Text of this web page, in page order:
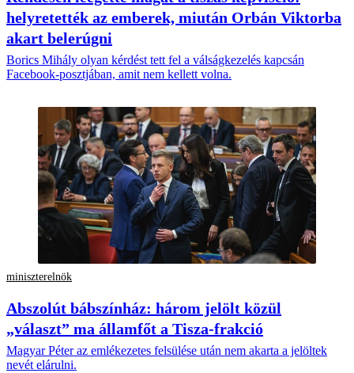
helyretették az emberek, miután Orbán Viktorba
akart belerúgni
Borics Mihály olyan kérdést tett fel a válságkezelés kapcsán
Facebook-posztjában, amit nem kellett volna.
miniszterelnök
Abszolút bábszínház: három jelölt közül
„választ” ma államfőt a Tisza-frakció
Magyar Péter az emlékezetes felsülése után nem akarta a jelöltek
nevét elárulni.